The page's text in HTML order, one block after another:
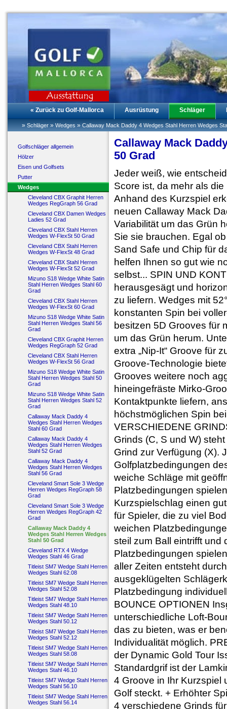
« Zurück zu Golf-Mallorca Ausrüstung Schläger
» Schläger » Wedges » Callaway Mack Daddy 4 Wedges Stahl Herren Wedges
Golfschläger allgemein
Hölzer
Eisen und Golfsets
Putter
Wedges
Cleveland CBX Graphit Herren
Wedges RegGraph 56 Grad
Cleveland CBX Damen Wedges
Ladies 52 Grad
Cleveland CBX Stahl Herren
Wedges W-FlexSt 50 Grad
Cleveland CBX Stahl Herren
Wedges W-FlexSt 48 Grad
Cleveland CBX Stahl Herren
Wedges W-FlexSt 52 Grad
Mizuno S18 Wedge White Satin
Stahl Herren Wedges Stahl 60
Grad
Cleveland CBX Stahl Herren
Wedges W-FlexSt 60 Grad
Mizuno S18 Wedge White Satin
Stahl Herren Wedges Stahl 56
Grad
Cleveland CBX Graphit Herren
Wedges RegGraph 52 Grad
Cleveland CBX Stahl Herren
Wedges W-FlexSt 56 Grad
Mizuno S18 Wedge White Satin
Stahl Herren Wedges Stahl 50
Grad
Mizuno S18 Wedge White Satin
Stahl Herren Wedges Stahl 52
Grad
Callaway Mack Daddy 4
Wedges Stahl Herren Wedges
Stahl 60 Grad
Callaway Mack Daddy 4
Wedges Stahl Herren Wedges
Stahl 52 Grad
Callaway Mack Daddy 4
Wedges Stahl Herren Wedges
Stahl 56 Grad
Cleveland Smart Sole 3 Wedge
Herren Wedges RegGraph 58
Grad
Cleveland Smart Sole 3 Wedge
Herren Wedges RegGraph 42
Grad
Callaway Mack Daddy 4
Wedges Stahl Herren Wedges
Stahl 50 Grad
Cleveland RTX 4 Wedge
Wedges Stahl 46 Grad
Titleist SM7 Wedge Stahl Herren
Wedges Stahl 62.08
Titleist SM7 Wedge Stahl Herren
Wedges Stahl 52.08
Titleist SM7 Wedge Stahl Herren
Wedges Stahl 48.10
Titleist SM7 Wedge Stahl Herren
Wedges Stahl 50.12
Titleist SM7 Wedge Stahl Herren
Wedges Stahl 52.12
Titleist SM7 Wedge Stahl Herren
Wedges Stahl 58.08
Titleist SM7 Wedge Stahl Herren
Wedges Stahl 46.10
Titleist SM7 Wedge Stahl Herren
Wedges Stahl 56.10
Titleist SM7 Wedge Stahl Herren
Wedges Stahl 56.14
Callaway Mack
50 Grad
Jeder weiß, wie
Score ist, da mehr als
Anhand des Kurzspiel
neuen Callaway Mack
Variabilität um das Grün
Sie sie brauchen. Egal
Sand Safe und Chip für
helfen Ihnen so gut wie
selbst... SPIN UND
herausgesägt und
zu liefern. Wedges mit
konstanten Spin bei
besitzen 5D Grooves für
um das Grün herum.
extra „Nip-It“ Groove für
Groove-Technologie
Grooves weitere noch
hineingefräste Mirko-
Kontaktpunkte liefern,
höchstmöglichen Spin
VERSCHIEDENE
Grinds (C, S und W)
Grind zur Verfügung (X).
Golfplatzbedingungen
weiche Schläge mit
Platzbedingungen
Kurzspielschlag einen
für Spieler, die zu viel
weichen
steil zum Ball eintrifft und
Platzbedingungen
aller Zeiten entsteht
ausgeklügelten
Platzbedingung
BOUNCE OPTIONEN
unterschiedliche Loft-
das zu bieten, was er
Individualität möglich.
der Dynamic Gold Tour
Standardgrif ist der
4 Groove in Ihr Kurzspiel
Golf steckt. + Erhöhter
4 verschiedene Grinds